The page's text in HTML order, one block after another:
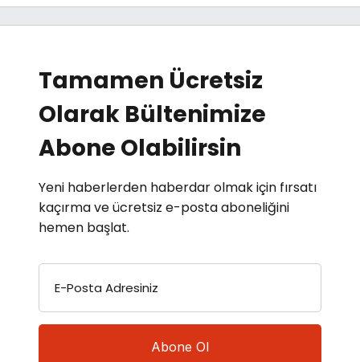
Tamamen Ücretsiz
Olarak Bültenimize
Abone Olabilirsin
Yeni haberlerden haberdar olmak için fırsatı
kaçırma ve ücretsiz e-posta aboneliğini
hemen başlat.
E-Posta Adresiniz